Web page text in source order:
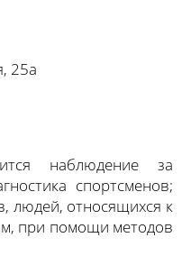
25а
наблюдение за
спортсменов;
людей, относящихся к
при помощи методов